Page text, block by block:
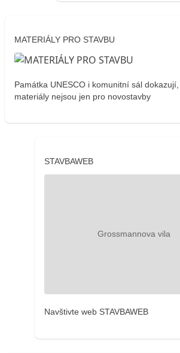
MATERIÁLY PRO STAVBU
Památka UNESCO i komunitní sál
materiály nejsou jen pro novostavby
STAVBAWEB
Navštivte web STAVBAWEB